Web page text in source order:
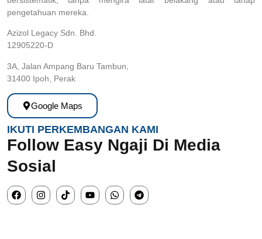
pengetahuan mereka.
Azizol Legacy Sdn. Bhd.
12905220-D
3A, Jalan Ampang Baru Tambun,
31400 Ipoh, Perak
Google Maps
IKUTI PERKEMBANGAN KAMI
Follow Easy Ngaji Di Media
Sosial